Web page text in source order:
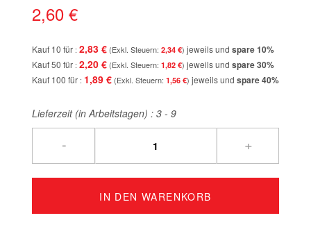
2,60 €
Kauf 10 für 2,83 € 2,34 € jeweils und spare10%
Kauf 50 für 2,20 € 1,82 € jeweils und spare30%
Kauf 100 für 1,89 € 1,56 € jeweils und spare40%
Lieferzeit (in Arbeitstagen) : 3 - 9
- +
IN DEN WARENKORB